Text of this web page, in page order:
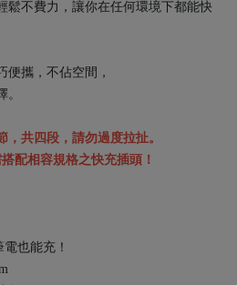
鬆不費力，讓你在任何環境下都能快
便攜，不佔空間，
共四段，請勿過度拉扯。
配相容規格之快充插頭！
也能充！